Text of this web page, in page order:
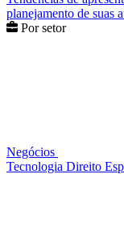
planejamento de suas
Por setor
Negócios
Tecnologia Direito